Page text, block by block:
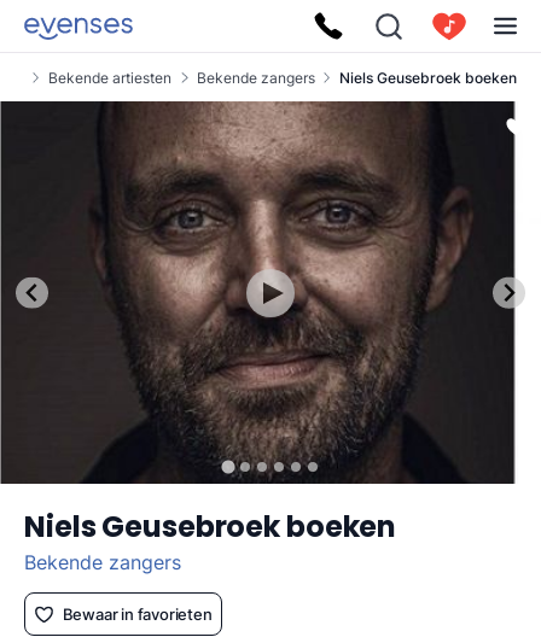
Bekende artiesten Bekende zangers Niels Geusebroek boeken
Niels Geusebroek boeken
Bekende zangers
Bewaar in favorieten